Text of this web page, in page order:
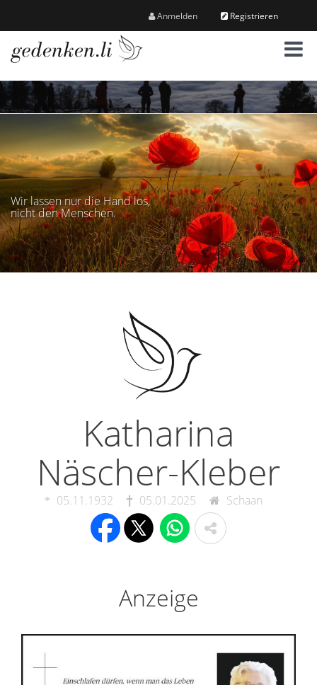
Anmelden Registrieren
M
e
n
ü
Wir lassen nur die Hand los,
nicht den Menschen.
Katharina
Näscher-Kleber
05.11.1932 05.01.2025 Schaan
Anzeige